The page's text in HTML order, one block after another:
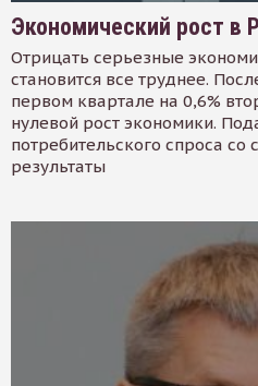
Экономический рост в
Отрицать серьезные
становится все труднее.
первом квартале на 0,6%
нулевой рост экономики.
потребительского спроса
результаты